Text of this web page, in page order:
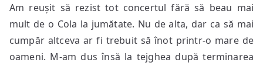
Am reușit să rezist tot concertul fără să beau mai
mult de o Cola la jumătate. Nu de alta, dar ca să mai
cumpăr altceva ar fi trebuit să înot printr-o mare de
oameni. M-am dus însă la tejghea după terminarea